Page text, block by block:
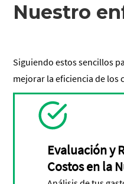
Nuestro
Siguiendo estos sencillos
mejorar la eficiencia de los
Evaluación y
Costos en la